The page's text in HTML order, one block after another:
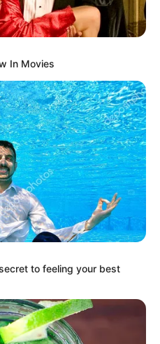
In Movies
to feeling your best